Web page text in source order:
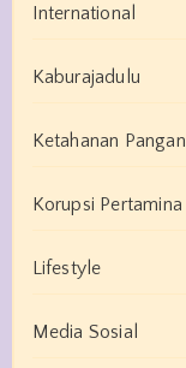
International
Kaburajadulu
Ketahanan Pangan
Korupsi Pertamina
Lifestyle
Media Sosial